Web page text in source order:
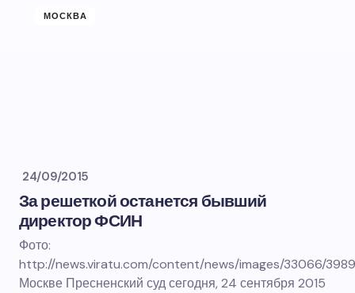
МОСКВА
24/09/2015
За решеткой останется бывший
директор ФСИН
Фото:
http://news.viratu.com/content/news/images/33066/
Москве Пресненский суд сегодня, 24 сентября 2015